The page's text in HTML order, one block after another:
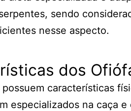
sendo
nesse aspecto.
dos
características
especializados na caça